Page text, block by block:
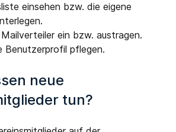
einsehen bzw. die eigene
ein bzw. austragen.
Benutzerprofil pflegen.
neue
tun?